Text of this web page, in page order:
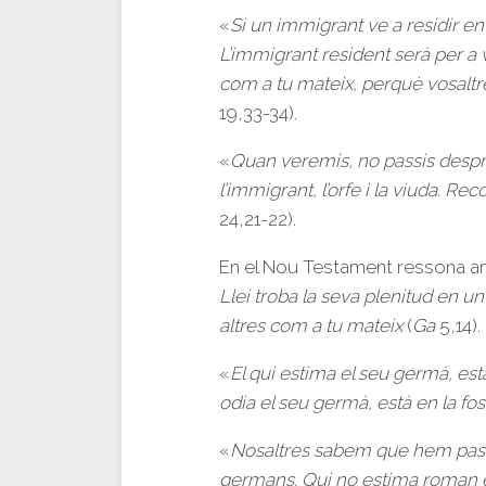
«Si un immigrant ve a residir
L’immigrant resident serà per
com a tu mateix, perquè
19,33-34).
«Quan veremis, no passis
l’immigrant, l’orfe i la viuda.
24,21-22).
En el Nou Testament ressona
Llei troba la seva plenitud en
altres com a tu mateix(Ga5,14).
«El qui estima el seu germà,
odia el seu germà, està en la
«Nosaltres sabem que hem
germans. Qui no estima roman